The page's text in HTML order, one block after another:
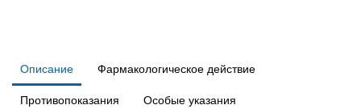
Описание Фармакологическое действие
Противопоказания Особые указания